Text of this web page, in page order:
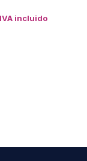
IVA incluido